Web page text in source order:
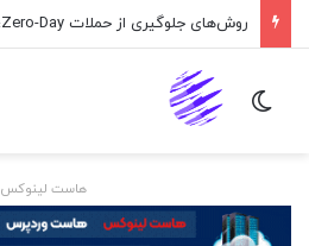
اپلیکیشن پیام‌رسان ایکس در راه است
تغییر پوسته
هاست لینوکس